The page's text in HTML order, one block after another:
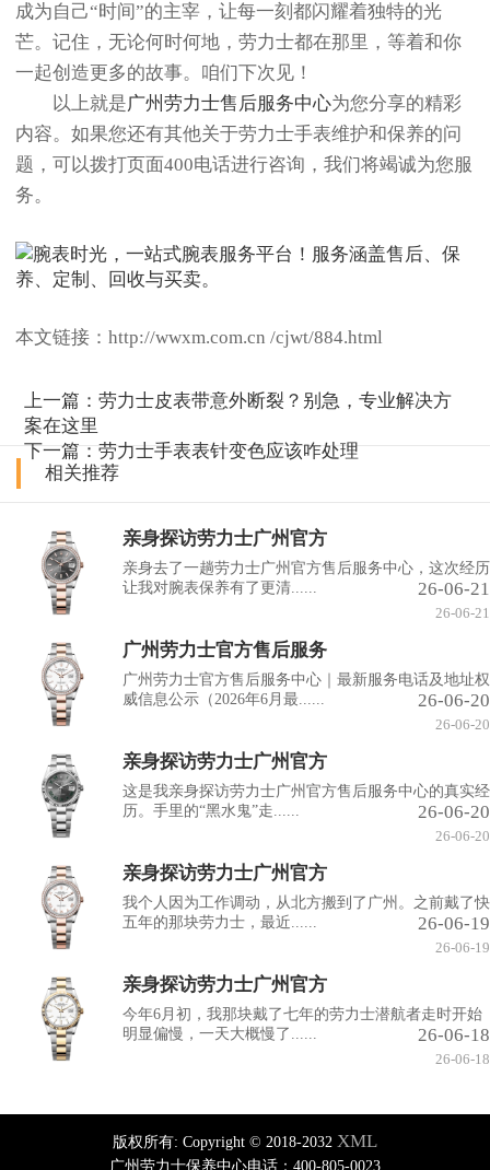
成为自己“时间”的主宰，让每一刻都闪耀着独特的光
芒。记住，无论何时何地，劳力士都在那里，等着和你
一起创造更多的故事。咱们下次见！
以上就是广州劳力士售后服务中心为您分享的精彩
内容。如果您还有其他关于劳力士手表维护和保养的问
题，可以拨打页面400电话进行咨询，我们将竭诚为您服
务。
本文链接：http://wwxm.com.cn /cjwt/884.html
上一篇：劳力士皮表带意外断裂？别急，专业解决方
案在这里
下一篇：劳力士手表表针变色应该咋处理
相关推荐
亲身探访劳力士广州官方
亲身去了一趟劳力士广州官方售后服务中心，这次经历
让我对腕表保养有了更清......
26-06-21
26-06-21
广州劳力士官方售后服务
广州劳力士官方售后服务中心｜最新服务电话及地址权
威信息公示（2026年6月最......
26-06-20
26-06-20
亲身探访劳力士广州官方
这是我亲身探访劳力士广州官方售后服务中心的真实经
历。手里的“黑水鬼”走......
26-06-20
26-06-20
亲身探访劳力士广州官方
我个人因为工作调动，从北方搬到了广州。之前戴了快
五年的那块劳力士，最近......
26-06-19
26-06-19
亲身探访劳力士广州官方
今年6月初，我那块戴了七年的劳力士潜航者走时开始
明显偏慢，一天大概慢了......
26-06-18
26-06-18
版权所有: Copyright © 2018-2032 XML
广州劳力士保养中心电话：400-805-0023